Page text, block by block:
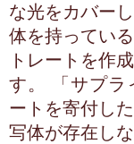
な光をカバー
体を持ってい
トレートを作
す。 「サプラ
ートを寄付し
写体が存在し